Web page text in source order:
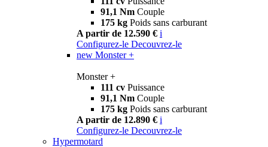
91,1 Nm Couple
175 kg Poids sans carburant
A partir de 12.590 € i
Configurez-le Decouvrez-le
new Monster +
Monster +
111 cv Puissance
91,1 Nm Couple
175 kg Poids sans carburant
A partir de 12.890 € i
Configurez-le Decouvrez-le
Hypermotard